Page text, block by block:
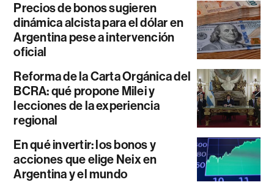
Precios de bonos sugieren
dinámica alcista para el dólar en
Argentina pese a intervención
oficial
Reforma de la Carta Orgánica del
BCRA: qué propone Milei y
lecciones de la experiencia
regional
En qué invertir: los bonos y
acciones que elige Neix en
Argentina y el mundo